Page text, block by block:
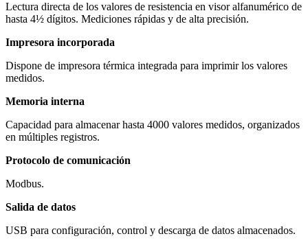
Lectura directa de los valores de resistencia en visor alfanumérico de
hasta 4½ dígitos. Mediciones rápidas y de alta precisión.
Impresora incorporada
Dispone de impresora térmica integrada para imprimir los valores
medidos.
Memoria interna
Capacidad para almacenar hasta 4000 valores medidos, organizados
en múltiples registros.
Protocolo de comunicación
Modbus.
Salida de datos
USB para configuración, control y descarga de datos almacenados.